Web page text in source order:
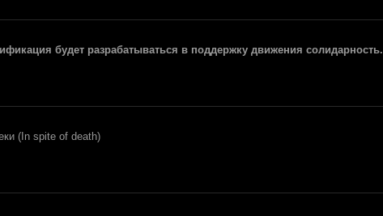
будет разрабатываться в поддержку движения солидарность.
(In spite of death)